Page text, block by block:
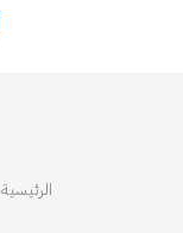
الرئيسية